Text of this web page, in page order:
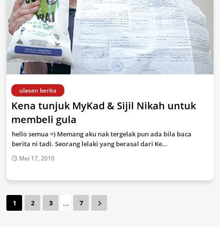
ulasan berita
Kena tunjuk MyKad & Sijil Nikah untuk
membeli gula
hello semua =) Memang aku nak tergelak pun ada bila baca
berita ni tadi. Seorang lelaki yang berasal dari Ke…
Mei 17, 2010
1 2 3 ... 7